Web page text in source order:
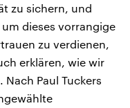
zu sichern, und
dieses vorrangige
zu verdienen,
erklären, wie wir
Paul Tuckers